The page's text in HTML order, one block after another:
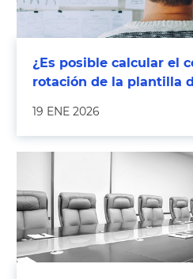
¿Es posible calcular el
rotación de la plantilla
19 ENE 2026